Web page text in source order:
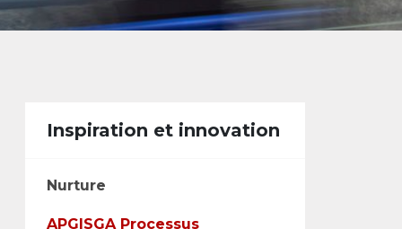
Inspiration et innovation
Nurture
APG|SGA Processus